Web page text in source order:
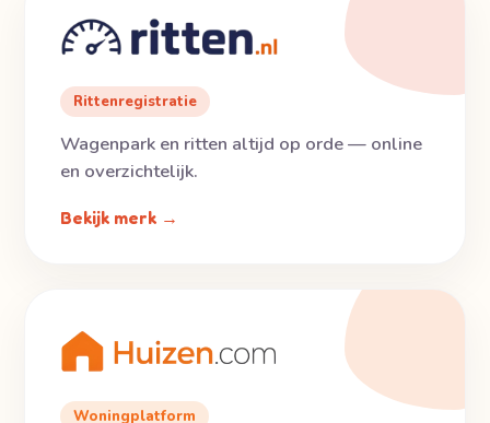
Rittenregistratie
Wagenpark en ritten altijd op orde — online
en overzichtelijk.
Bekijk merk →
Woningplatform